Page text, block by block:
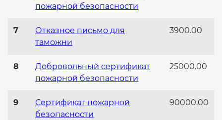
пожарной безопасности
7
Отказное письмо для
таможни
3900.00
8
Добровольный сертификат
пожарной безопасности
25000.00
9
Сертификат пожарной
безопасности
90000.00